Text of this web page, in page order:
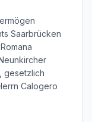
Saarbrücken
gesetzlich
Calogero